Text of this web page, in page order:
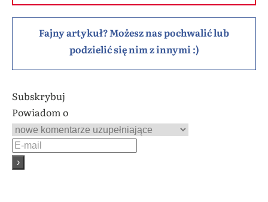
Fajny artykuł? Możesz nas pochwalić lub
podzielić się nim z innymi :)
Subskrybuj
Powiadom o